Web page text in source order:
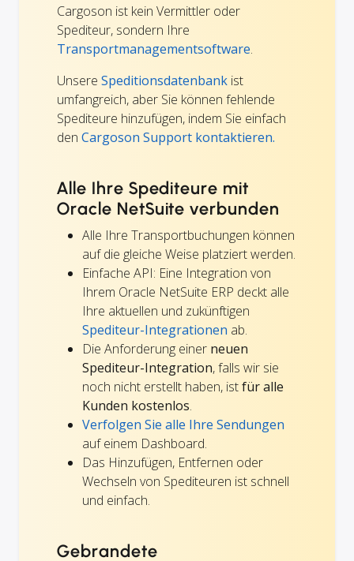
Cargoson ist kein Vermittler oder
Spediteur, sondern Ihre
Transportmanagementsoftware.
Unsere Speditionsdatenbank ist
umfangreich, aber Sie können fehlende
Spediteure hinzufügen, indem Sie einfach
den Cargoson Support kontaktieren.
Alle Ihre Spediteure mit
Oracle NetSuite verbunden
Alle Ihre Transportbuchungen können
auf die gleiche Weise platziert werden.
Einfache API: Eine Integration von
Ihrem Oracle NetSuite ERP deckt alle
Ihre aktuellen und zukünftigen
Spediteur-Integrationen ab.
Die Anforderung einer neuen
Spediteur-Integration, falls wir sie
noch nicht erstellt haben, istfür alle
Kunden kostenlos.
Verfolgen Sie alle Ihre Sendungen
auf einem Dashboard.
Das Hinzufügen, Entfernen oder
Wechseln von Spediteuren ist schnell
und einfach.
Gebrandete